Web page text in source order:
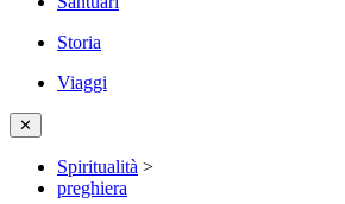
Storia
Viaggi
✕
Spiritualità >
preghiera